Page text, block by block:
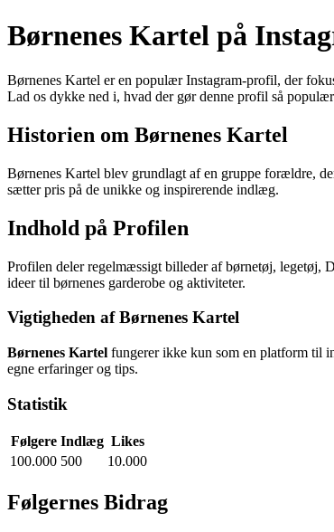
Børnenes Kartel på
Børnenes Kartel er en populær Instagram-profil, der
Lad os dykke ned i, hvad der gør denne profil så
Historien om Børnenes Kartel
Børnenes Kartel blev grundlagt af en gruppe forældre,
sætter pris på de unikke og inspirerende indlæg.
Indhold på Profilen
Profilen deler regelmæssigt billeder af børnetøj, legetøj,
ideer til børnenes garderobe og aktiviteter.
Vigtigheden af Børnenes Kartel
Børnenes Kartel fungerer ikke kun som en platform til
egne erfaringer og tips.
Statistik
Følgere Indlæg Likes
100.000 500 10.000
Følgernes Bidrag